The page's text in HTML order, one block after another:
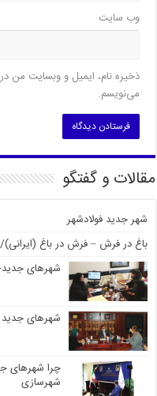
وب‌ سایت
ذخیره نام، ایمیل و وبسایت من
می‌نویسم.
مقالات و گفتگو
شهر جدید فولادشهر
باغ در فرش – فرش در باغ (ایرانی)/
شهرهای جدید-
شهرهای جدید
چرا شهرهای
شهرسازی